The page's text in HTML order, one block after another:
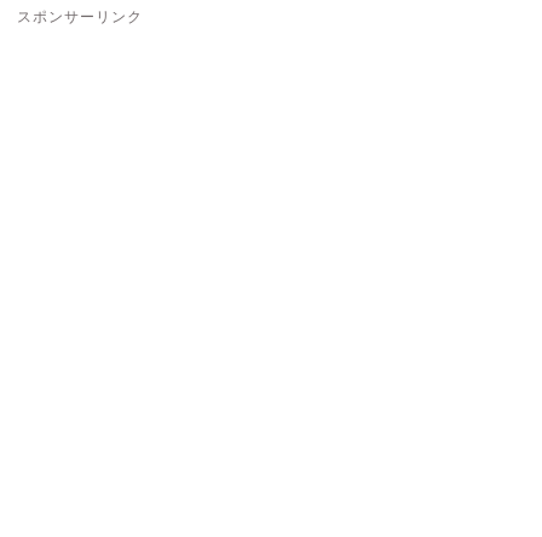
スポンサーリンク